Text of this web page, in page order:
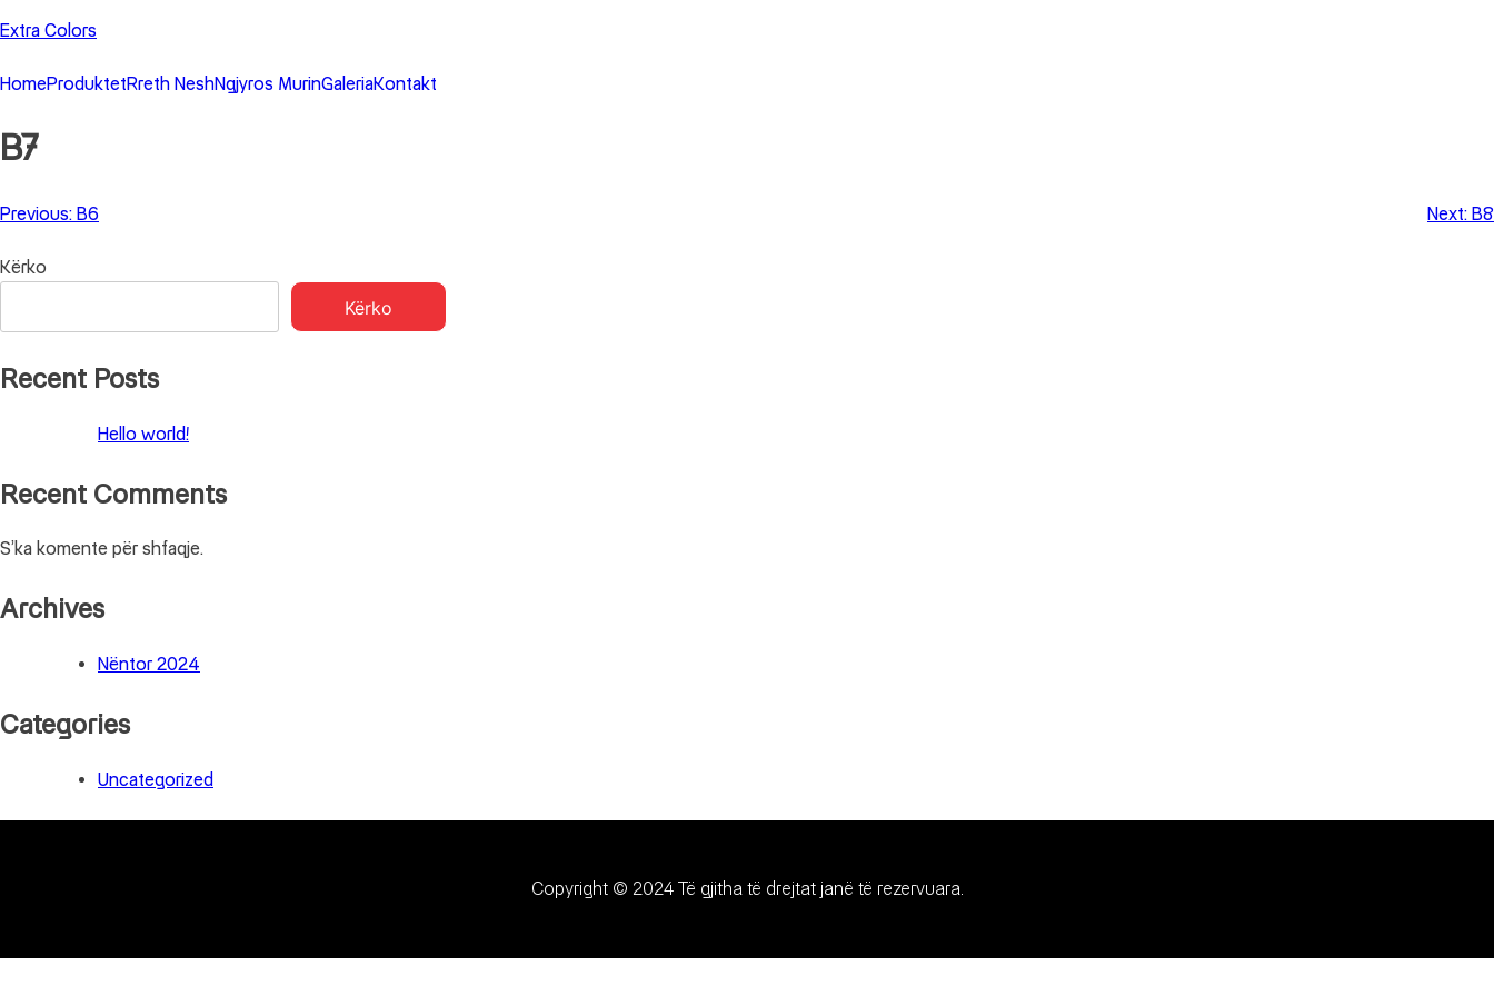
Skip
content
Extra Colors
HomeProduktetRreth NeshNgjyros MurinGaleriaKontakt
B7
Lëvizje
te
Previous: B6 Next: B8
Kërko
Kërko
Recent Posts
Hello world!
Recent Comments
S’ka komente për shfaqje.
Archives
Nëntor 2024
Categories
Uncategorized
Copyright © 2024 Të gjitha të drejtat janë të rezervuara.